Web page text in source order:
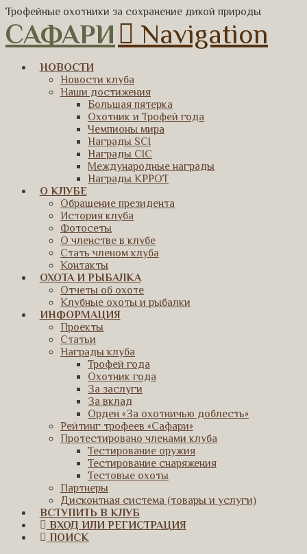
Трофейные охотники за сохранение дикой природы
САФАРИ Navigation
НОВОСТИ
Новости клуба
Наши достижения
Большая пятерка
Охотник и Трофей года
Чемпионы мира
Награды SCI
Награды CIC
Международные награды
Награды КРРОТ
О КЛУБЕ
Обращение президента
История клуба
Фотосеты
О членстве в клубе
Стать членом клуба
Контакты
ОХОТА И РЫБАЛКА
Отчеты об охоте
Клубные охоты и рыбалки
ИНФОРМАЦИЯ
Проекты
Статьи
Награды клуба
Трофей года
Охотник года
За заслуги
За вклад
Орден «За охотничью доблесть»
Рейтинг трофеев «Сафари»
Протестировано членами клуба
Тестирование оружия
Тестирование снаряжения
Тестовые охоты
Партнеры
Дисконтная система (товары и услуги)
ВСТУПИТЬ В КЛУБ
ВХОД ИЛИ РЕГИСТРАЦИЯ
ПОИСК